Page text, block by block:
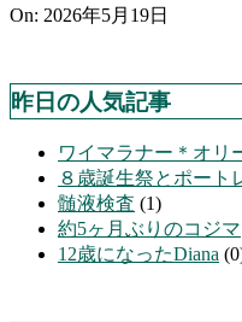
On: 2026年5月19日
昨日の人気記事
ワイマラナー＊オリ
８歳誕生祭とポート
髄液検査 (1)
約5ヶ月ぶりのコジマ
12歳になったDiana